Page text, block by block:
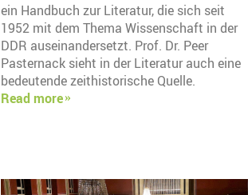
ein Handbuch zur Literatur, die sich seit
1952 mit dem Thema Wissenschaft in der
DDR auseinandersetzt. Prof. Dr. Peer
Pasternack sieht in der Literatur auch eine
bedeutende zeithistorische Quelle.
Read more